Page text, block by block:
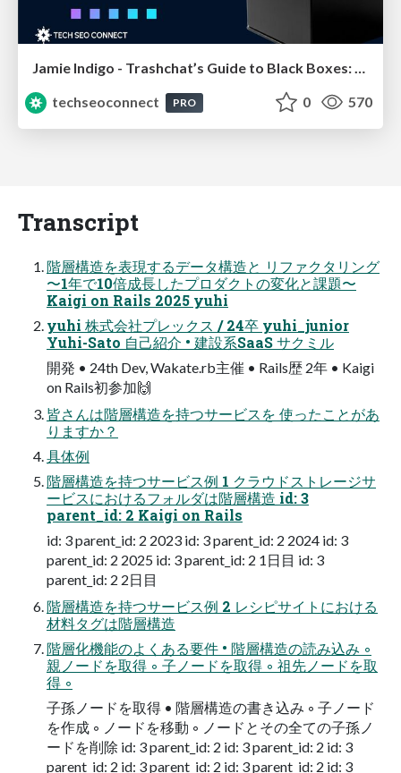
Jamie Indigo - Trashchat’s Guide to Black Boxes: Technical SEO Tactics for LLMs
techseoconnect
PRO 0 570
Transcript
階層構造を表現するデータ構造と リファクタリング
〜1年で10倍成長したプロダクトの変化と課題〜
Kaigi on Rails 2025 yuhi
yuhi 株式会社プレックス / 24卒 yuhi_junior
Yuhi-Sato 自己紹介 • 建設系SaaS サクミル
開発 • 24th Dev, Wakate.rb主催 • Rails歴 2年 • Kaigi
on Rails初参加🙌
皆さんは階層構造を持つサービスを 使ったことがあ
りますか？
具体例
階層構造を持つサービス例 1 クラウドストレージサ
ービスにおけるフォルダは階層構造 id: 3
parent_id: 2 Kaigi on Rails
id: 3 parent_id: 2 2023 id: 3 parent_id: 2 2024 id: 3
parent_id: 2 2025 id: 3 parent_id: 2 1日目 id: 3
parent_id: 2 2日目
階層構造を持つサービス例 2 レシピサイトにおける
材料タグは階層構造
階層化機能のよくある要件 • 階層構造の読み込み ◦
親ノードを取得 ◦ ⼦ノードを取得 ◦ 祖先ノードを取
得 ◦
⼦孫ノードを取得 • 階層構造の書き込み ◦ ⼦ノード
を作成 ◦ ノードを移動 ◦ ノードとその全ての⼦孫ノ
ードを削除 id: 3 parent_id: 2 id: 3 parent_id: 2 id: 3
parent_id: 2 id: 3 parent_id: 2 id: 3 parent_id: 2 id: 3